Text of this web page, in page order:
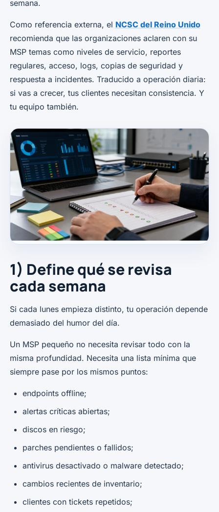
semana.
Como referencia externa, el NCSC del Reino Unido
recomienda que las organizaciones aclaren con su
MSP temas como niveles de servicio, reportes
regulares, acceso, logs, copias de seguridad y
respuesta a incidentes. Traducido a operación diaria:
si vas a crecer, tus clientes necesitan consistencia. Y
tu equipo también.
1) Define qué se revisa
cada semana
Si cada lunes empieza distinto, tu operación depende
demasiado del humor del día.
Un MSP pequeño no necesita revisar todo con la
misma profundidad. Necesita una lista mínima que
siempre pase por los mismos puntos:
endpoints offline;
alertas críticas abiertas;
discos en riesgo;
parches pendientes o fallidos;
antivirus desactivado o malware detectado;
cambios recientes de inventario;
clientes con tickets repetidos;